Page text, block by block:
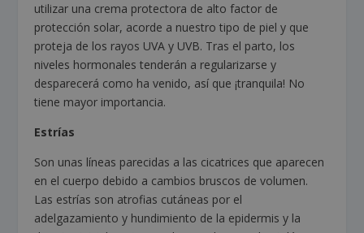
utilizar una crema protectora de alto factor de
protección solar, acorde a nuestro tipo de piel y que
proteja de los rayos UVA y UVB. Tras el parto, los
niveles hormonales tenderán a regularizarse y
desparecerá como ha venido, así que ¡tranquila! No
tiene mayor importancia.
Estrías
Son unas líneas parecidas a las cicatrices que aparecen
en el cuerpo debido a cambios bruscos de volumen.
Las estrías son atrofias cutáneas por el
adelgazamiento y hundimiento de la epidermis y la